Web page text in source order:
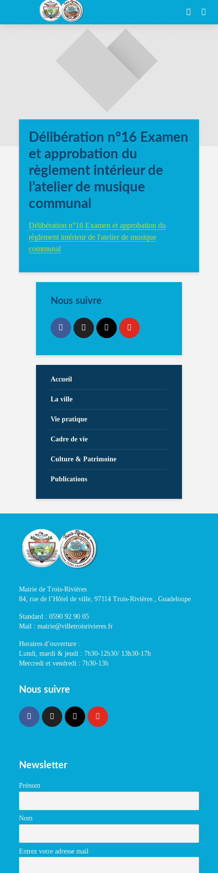
Délibération n°16 Examen
et approbation du
règlement intérieur de
l’atelier de musique
communal
Délibération n°16 Examen et approbation du
règlement intérieur de l'atelier de musique
communal
Nous suivre
Accueil
La ville
Vie pratique
Cadre de vie
Culture & Patrimoine
Publications
Mairie de Trois-Rivières
84, rue de l’Hôtel de ville, 97114 Trois-Rivières , Guadeloupe
Standard : 0590 92 90 05
Mail : mairie@villetroisrivieres.fr
Horaires d’ouverture :
Lundi, mardi & jeudi : 7h30-12h30/ 13h30-17h
Mercredi et vendredi : 7h30-13h
Nous suivre
Newsletter
Prénom
Nom
Entrez votre adresse mail